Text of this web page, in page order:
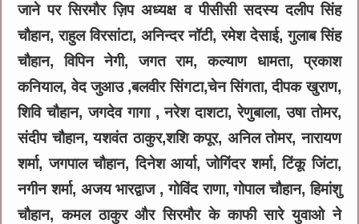
जाने पर सिरमौर ज़िप अध्यक्ष व पीसीसी सदस्य दलीप सिंह
चौहान, राहुल विरसांटा, अनिन्दर नॉटी, रमेश देसाई, गुलाब सिंह
चौहान, विपिन नेगी, जगत राम, कल्याण धामता, प्रकाश
कनियाल, वेद जुआउ ,बलवीर सिंगटा,चेन सिंगता, दीपक खुराण,
शिवि चौहान, जगदेव गागा , नरेश दाशटा, रेणुबाला, उषा तोमर,
संदीप चौहान, यशवंत ठाकुर,शशि कपूर, अनिल तोमर, नारायण
शर्मा, जगपाल चौहान, दिनेश आर्या, जोगिंदर शर्मा, टिंकू जिंटा,
नगीन शर्मा, अजय भारद्वाज , गोविंद राणा, गोपाल चौहान, हिमांशु
चौहान, कमल ठाकुर और सिरमौर के काफी सारे युवाओ ने